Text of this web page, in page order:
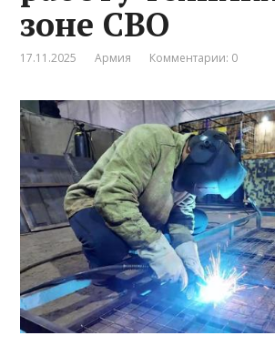
зоне СВО
17.11.2025 Армия Комментарии: 0